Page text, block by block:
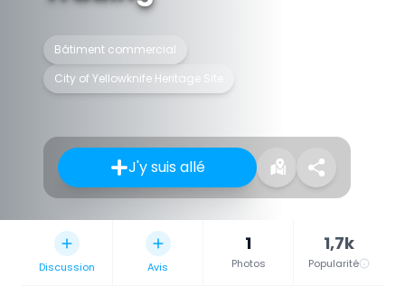
Bâtiment commercial
City of Yellowknife Heritage Site
J'y suis allé
Discussion Avis
1
Photos
1,7k
Popularité